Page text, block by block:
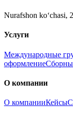
Nurafshon ko‘chasi, 2
Услуги
Международные
оформление
О компании
О компанииКейсы